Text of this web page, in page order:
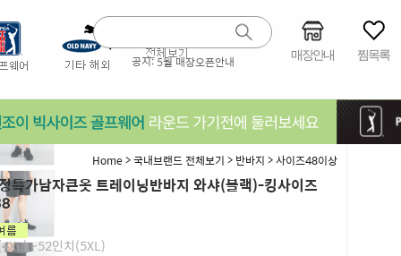
공지:5월 매장오픈안내 매장안내 찜목록
Home>국내브랜드 전체보기 > 반바지 >사이즈48이상
특가남자큰옷 트레이닝반바지 와샤(블랙)-킹사이즈
인치(5XL)